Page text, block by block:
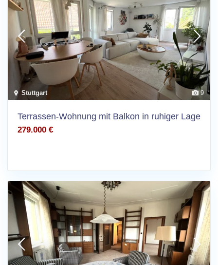
9
Stuttgart
Terrassen-Wohnung mit Balkon in ruhiger Lage
279.000 €